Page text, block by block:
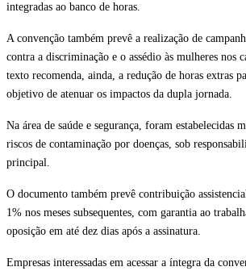
integradas ao banco de horas.
A convenção também prevê a realização de
contra a discriminação e o assédio às mulheres nos
texto recomenda, ainda, a redução de horas extras
objetivo de atenuar os impactos da dupla jornada.
Na área de saúde e segurança, foram estabelecidas
riscos de contaminação por doenças, sob
principal.
O documento também prevê contribuição
1% nos meses subsequentes, com garantia ao
oposição em até dez dias após a assinatura.
Empresas interessadas em acessar a íntegra da